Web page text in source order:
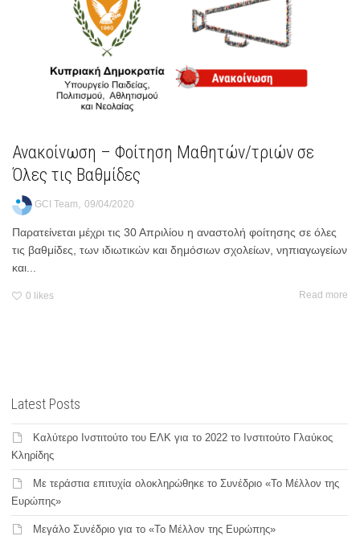
Ανακοίνωση – Φοίτηση Μαθητών/τριών σε
Όλες τις Βαθμίδες
GCI Team, 09/04/2020
Παρατείνεται μέχρι τις 30 Απριλίου η αναστολή φοίτησης σε όλες
τις βαθμίδες, των ιδιωτικών και δημόσιων σχολείων, νηπιαγωγείων
και...
0 likes Read more
Latest Posts
Καλύτερο Ινστιτούτο του ΕΛΚ για το 2022 το Ινστιτούτο Γλαύκος
Κληρίδης
Με τεράστια επιτυχία ολοκληρώθηκε το Συνέδριο «Το Μέλλον της
Ευρώπης»
Μεγάλο Συνέδριο για το «Το Μέλλον της Ευρώπης»